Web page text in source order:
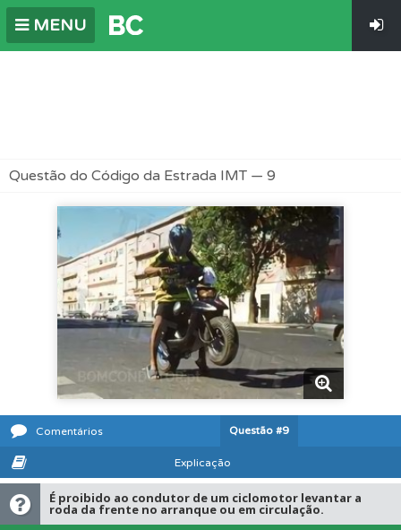
MENU
Questão do Código da Estrada IMT — 9
Comentários Questão #9
Explicação
É proibido ao condutor de um ciclomotor levantar a
roda da frente no arranque ou em circulação.